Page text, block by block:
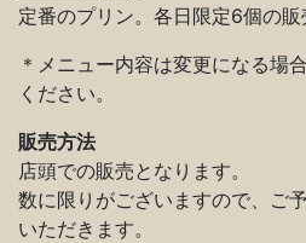
定番のプリン。各日限定6個の販
＊メニュー内容は変更になる場
ください。
販売方法
店頭での販売となります。
数に限りがございますので、ご
いただきます。